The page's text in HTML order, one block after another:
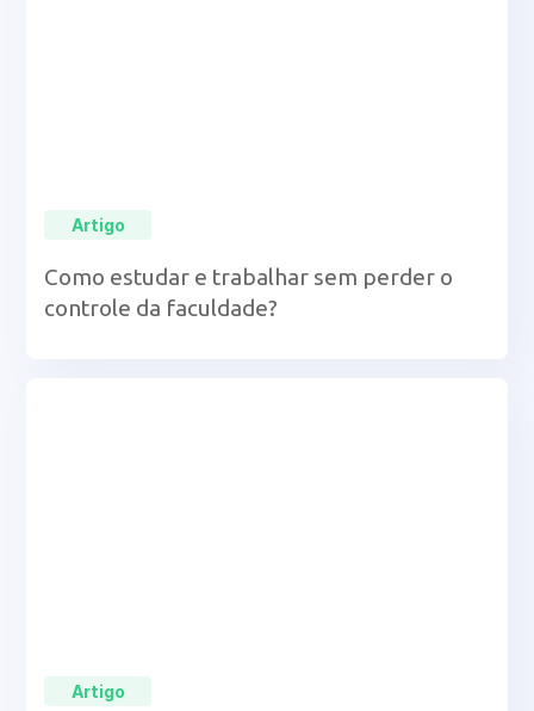
Artigo
Como estudar e trabalhar sem perder o
controle da faculdade?
Artigo